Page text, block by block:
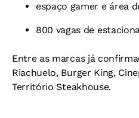
espaço gamer e área
800 vagas de
Entre as marcas já
Riachuelo, Burger King,
Território Steakhouse.